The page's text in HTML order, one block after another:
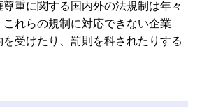
重に関する国内外の法規制は年々
れらの規制に対応できない企業
受けたり、罰則を科されたりする